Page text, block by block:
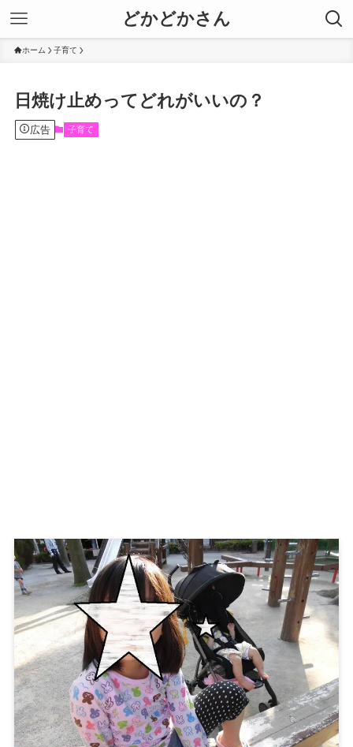
どかどかさん
ホーム 子育て
日焼け止めってどれがいいの？
広告 子育て